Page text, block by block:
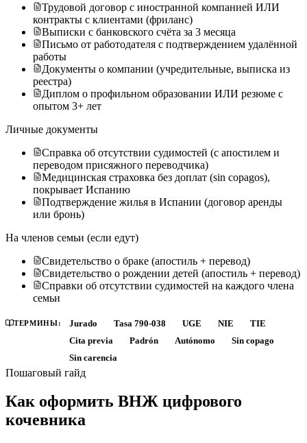
Трудовой договор с иностранной компанией ИЛИ
контракты с клиентами (фриланс)
Выписки с банковского счёта за 3 месяца
Письмо от работодателя с подтверждением удалённой
работы
Документы о компании (учредительные, выписка из
реестра)
Диплом о профильном образовании ИЛИ резюме с
опытом 3+ лет
Личные документы
Справка об отсутствии судимостей (с апостилем и
переводом присяжного переводчика)
Медицинская страховка без доплат (sin copagos),
покрывает Испанию
Подтверждение жилья в Испании (договор аренды
или бронь)
На членов семьи (если едут)
Свидетельство о браке (апостиль + перевод)
Свидетельство о рождении детей (апостиль + перевод)
Справки об отсутствии судимостей на каждого члена
семьи
ТЕРМИНЫ: Jurado Tasa 790-038 UGE NIE
TIE
Cita previa
Padrón Autónomo
Sin copago
Sin carencia
Пошаговый гайд
Как оформить ВНЖ цифрового
кочевника